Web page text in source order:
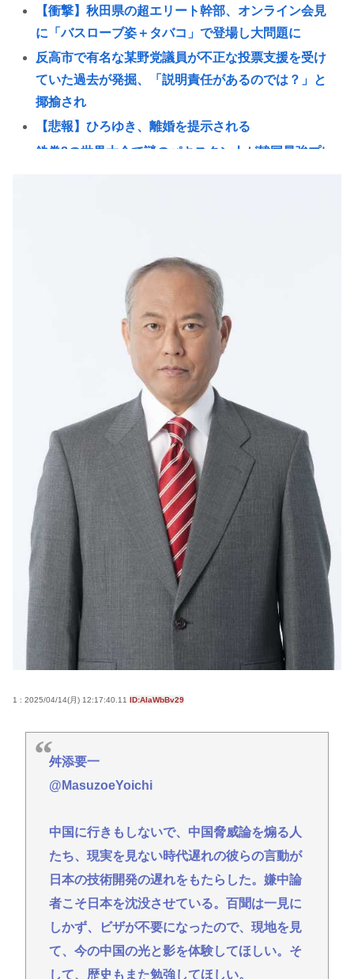
【衝撃】秋田県の超エリート幹部、オンライン会見
に「バスローブ姿＋タバコ」で登場し大問題に
反高市で有名な某野党議員が不正な投票支援を受け
ていた過去が発掘、「説明責任があるのでは？」と
揶揄され
【悲報】ひろゆき、離婚を提示される
鉄拳8の世界大会で謎のパキスタン人が韓国最強プレ
【競艇8.6億】税務署職員、担当女性の預金1.5億横領
阿波おどりで女性の体強調した無断動画拡散、憤る
踊り手「悲しいし気持ち悪い」…悪質なケースは警
初めてソープランド行った感想を教えて
39歳で年収240万だけど将来が不安で夏休み楽しめな
ジャンポケ斉藤に見る量刑7年の重さ、殺してしまい
傷害致死罪を狙う方が量刑的には軽いと話題
【悲報】脳外科医さん「腫瘍取るぞ！」→腫瘍じゃ
ない×2→正常な脳を摘出・・・・・・・・・
Powered by livedoor 相互RSS
1 : 2025/04/14(月) 12:17:40.11 ID:AIaWbBv29
舛添要一
@MasuzoeYoichi
中国に行きもしないで、中国脅威論を煽る人
たち、現実を見ない時代遅れの彼らの言動が
日本の技術開発の遅れをもたらした。嫌中論
者こそ日本を沈没させている。百聞は一見に
しかず、ビザが不要になったので、現地を見
て、今の中国の光と影を体験してほしい。そ
して、歴史もまた勉強してほしい。